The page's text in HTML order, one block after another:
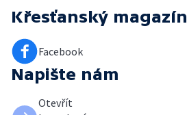
Křesťanský magazín
Facebook
Napište nám
Otevřít